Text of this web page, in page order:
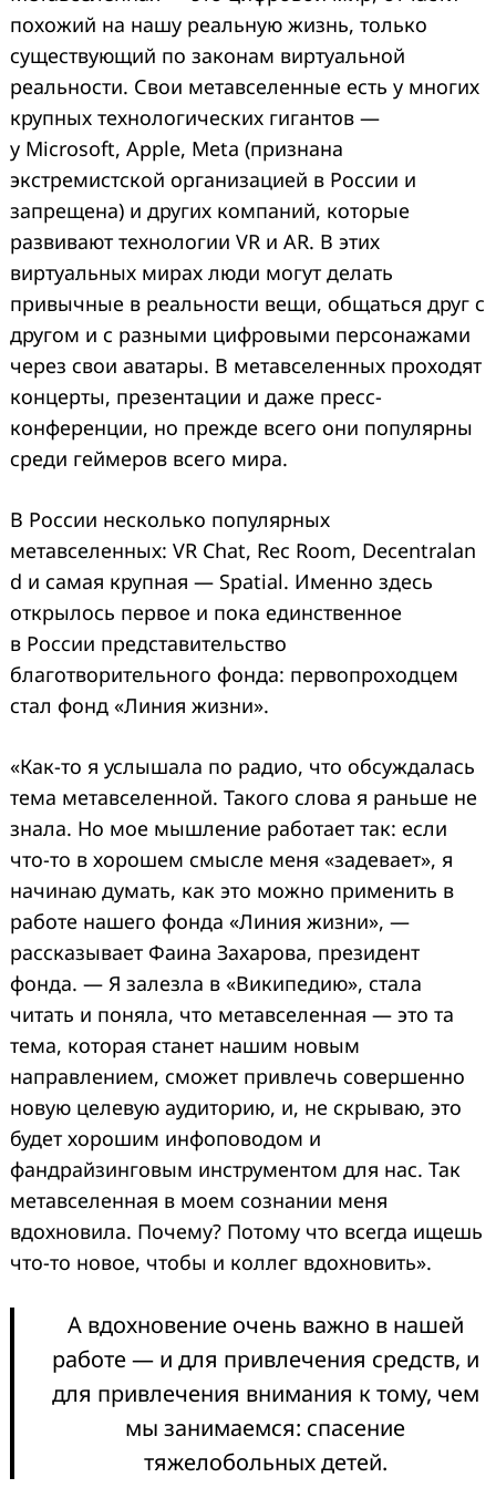
похожий на нашу реальную жизнь, только
существующий по законам виртуальной
реальности. Свои метавселенные есть у многих
крупных технологических гигантов —
у Microsoft, Apple, Meta (признана
экстремистской организацией в России и
запрещена) и других компаний, которые
развивают технологии VR и AR. В этих
виртуальных мирах люди могут делать
привычные в реальности вещи, общаться друг с
другом и с разными цифровыми персонажами
через свои аватары. В метавселенных проходят
концерты, презентации и даже пресс-
конференции, но прежде всего они популярны
среди геймеров всего мира.
В России несколько популярных
метавселенных: VR Chat, Rec Room, Decentralan
d и самая крупная — Spatial. Именно здесь
открылось первое и пока единственное
в России представительство
благотворительного фонда: первопроходцем
стал фонд «Линия жизни».
«Как-то я услышала по радио, что обсуждалась
тема метавселенной. Такого слова я раньше не
знала. Но мое мышление работает так: если
что-то в хорошем смысле меня «задевает», я
начинаю думать, как это можно применить в
работе нашего фонда «Линия жизни», —
рассказывает Фаина Захарова, президент
фонда. — Я залезла в «Википедию», стала
читать и поняла, что метавселенная — это та
тема, которая станет нашим новым
направлением, сможет привлечь совершенно
новую целевую аудиторию, и, не скрываю, это
будет хорошим инфоповодом и
фандрайзинговым инструментом для нас. Так
метавселенная в моем сознании меня
вдохновила. Почему? Потому что всегда ищешь
что-то новое, чтобы и коллег вдохновить».
А вдохновение очень важно в нашей
работе — и для привлечения средств, и
для привлечения внимания к тому, чем
мы занимаемся: спасение
тяжелобольных детей.